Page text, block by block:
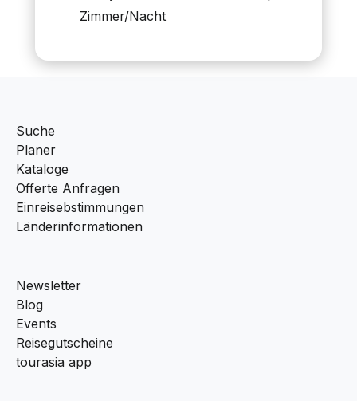
Zimmer/Nacht
Suche
Planer
Kataloge
Offerte Anfragen
Einreisebstimmungen
Länderinformationen
Newsletter
Blog
Events
Reisegutscheine
tourasia app